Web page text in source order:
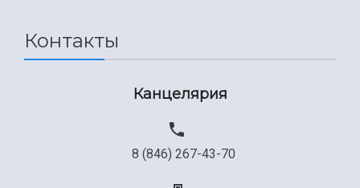
Контакты
Канцелярия
8 (846) 267-43-70